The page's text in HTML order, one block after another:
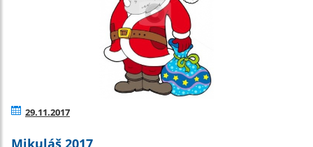
29.11.2017
Mikuláš 2017